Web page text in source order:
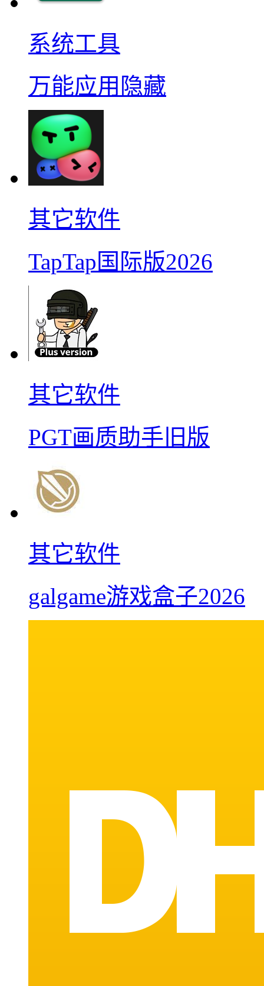
系统工具
万能应用隐藏
其它软件
TapTap国际版2026
其它软件
PGT画质助手旧版
其它软件
galgame游戏盒子2026